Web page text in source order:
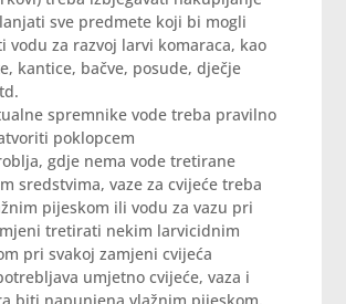
sve predmete koji bi mogli
vodu za razvoj larvi komaraca, kao
kantice, bačve, posude, dječje
spremnike vode treba pravilno
poklopcem
gdje nema vode tretirane
sredstvima, vaze za cvijeće treba
pijeskom ili vodu za vazu pri
tretirati nekim larvicidnim
pri svakoj zamjeni cvijeća
umjetno cvijeće, vaza i